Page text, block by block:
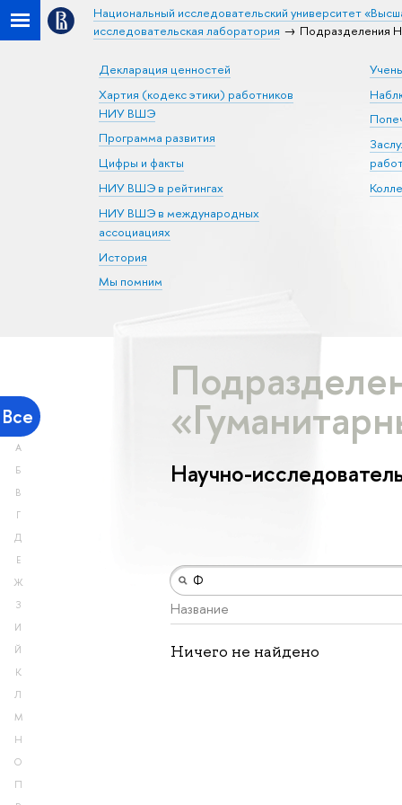
Национальный исследовательский университет
исследовательская лаборатория
Подразделения
Декларация ценностей
Хартия (кодекс этики) работников
НИУ ВШЭ
Программа развития
Цифры и факты
НИУ ВШЭ в рейтингах
НИУ ВШЭ в международных
ассоциациях
История
Мы помним
Все
А
Б
В
Г
Д
Е
Ж
З
И
Й
К
Л
М
Н
О
П
Научно-
Название
Ничего не найдено